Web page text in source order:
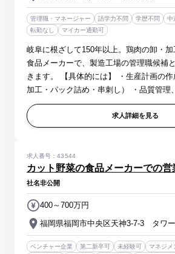
管理職・マネージャー 語学力不問 学歴不問
中
転勤なし
マイカー通勤可
岐阜に根ざして150年以上。鶏肉の卸・
食品メーカーで、製造工場の管理職候補
きます。 【具体的には】 ・生産計画の作成、工程管理（加熱
加工・パック詰め・串刺し） ・品質管理
築（HACCP対応） ・原価管理（歩留ま
ス削減） ・スタッ...
求人詳細を見る
カット野菜の食品メーカーでの営
求人番号：43544
社名非公開
福岡県福岡市中央区天神3-7-3 タワ
400～700万円
ベンチャー企業 第二新卒可 未経験可
マネジメ